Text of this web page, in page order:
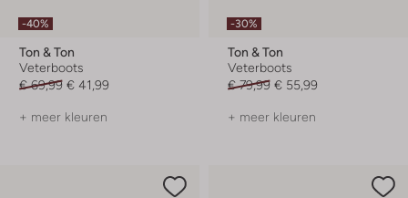
-40%
Ton & Ton
Veterboots
€ 69,99 € 41,99
+ meer kleuren
-30%
Ton & Ton
Veterboots
€ 79,99 € 55,99
+ meer kleuren